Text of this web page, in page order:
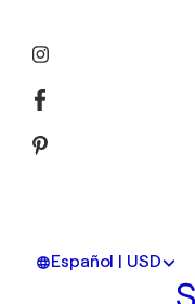
Español | USD